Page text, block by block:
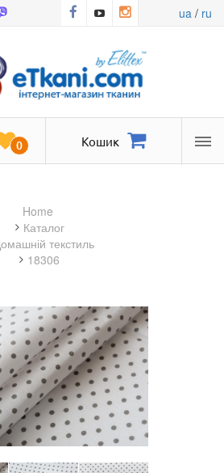
ua/ ru
0 Кошик
Home
Каталог
домашній текстиль
18306